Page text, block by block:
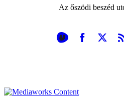
Az őszödi beszéd